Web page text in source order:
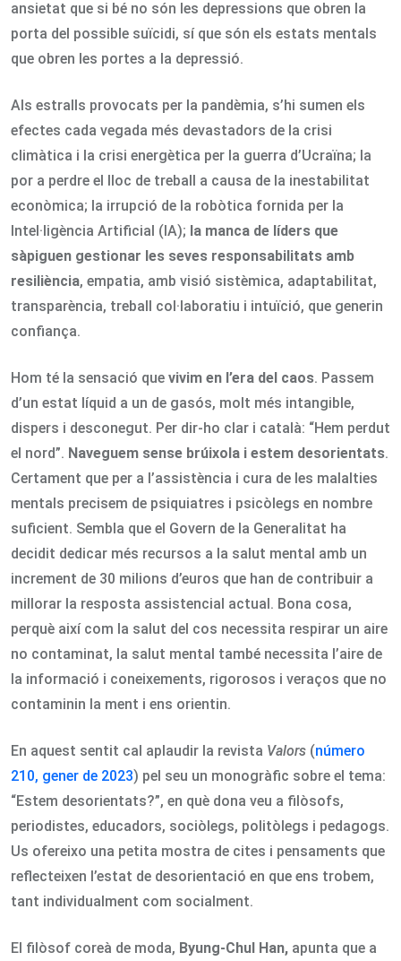
ansietat que si bé no són les depressions que obren la
porta del possible suïcidi, sí que són els estats mentals
que obren les portes a la depressió.
Als estralls provocats per la pandèmia, s’hi sumen els
efectes cada vegada més devastadors de la crisi
climàtica i la crisi energètica per la guerra d’Ucraïna; la
por a perdre el lloc de treball a causa de la inestabilitat
econòmica; la irrupció de la robòtica fornida per la
Intel·ligència Artificial (IA); la manca de líders que
sàpiguen gestionar les seves responsabilitats amb
resiliència, empatia, amb visió sistèmica, adaptabilitat,
transparència, treball col·laboratiu i intuïció, que generin
confiança.
Hom té la sensació que vivim en l’era del caos. Passem
d’un estat líquid a un de gasós, molt més intangible,
dispers i desconegut. Per dir-ho clar i català: “Hem perdut
el nord”. Naveguem sense brúixola i estem desorientats.
Certament que per a l’assistència i cura de les malalties
mentals precisem de psiquiatres i psicòlegs en nombre
suficient. Sembla que el Govern de la Generalitat ha
decidit dedicar més recursos a la salut mental amb un
increment de 30 milions d’euros que han de contribuir a
millorar la resposta assistencial actual. Bona cosa,
perquè així com la salut del cos necessita respirar un aire
no contaminat, la salut mental també necessita l’aire de
la informació i coneixements, rigorosos i veraços que no
contaminin la ment i ens orientin.
En aquest sentit cal aplaudir la revista Valors (número
210, gener de 2023) pel seu un monogràfic sobre el tema:
“Estem desorientats?”, en què dona veu a filòsofs,
periodistes, educadors, sociòlegs, politòlegs i pedagogs.
Us ofereixo una petita mostra de cites i pensaments que
reflecteixen l’estat de desorientació en que ens trobem,
tant individualment com socialment.
El filòsof coreà de moda, Byung-Chul Han, apunta que a